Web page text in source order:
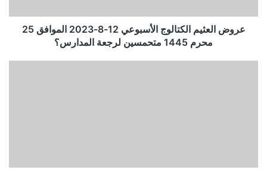
عروض العثيم الكتالوج الأسبوعي 12-8-2023 الموافق 25
محرم 1445 متحمسين لرجعة المدارس؟